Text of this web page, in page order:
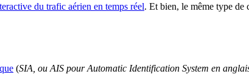
du trafic aérien en temps réel. Et bien, le même type de
(SIA, ou AIS pour Automatic Identification System en